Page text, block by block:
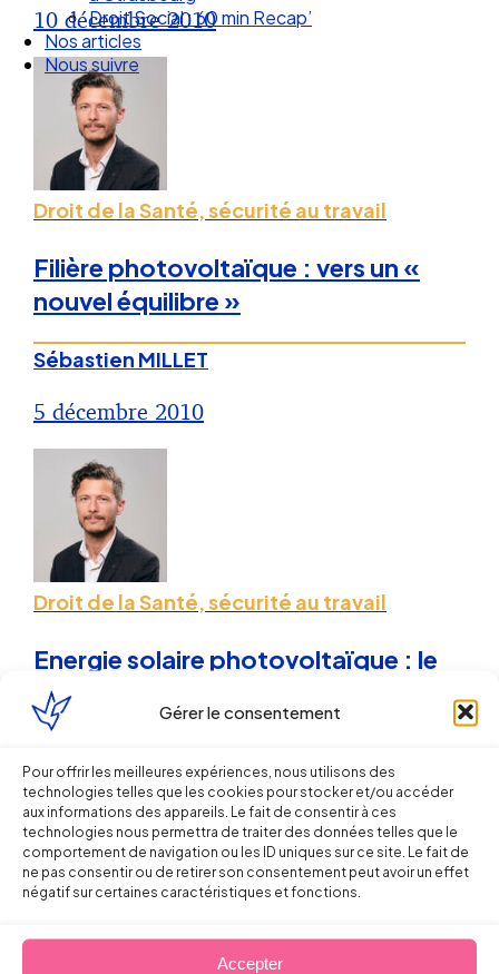
Gérer le consentement
Pour offrir les meilleures expériences, nous utilisons des
technologies telles que les cookies pour stocker et/ou accéder
aux informations des appareils. Le fait de consentir à ces
technologies nous permettra de traiter des données telles que le
comportement de navigation ou les ID uniques sur ce site. Le fait de
ne pas consentir ou de retirer son consentement peut avoir un effet
négatif sur certaines caractéristiques et fonctions.
Accepter
Droit Social : 60 min Recap’
Nos articles
Nous suivre
10 décembre 2010
Droit de la Santé, sécurité au travail
Filière photovoltaïque : vers un «
nouvel équilibre »
Sébastien MILLET
5 décembre 2010
Droit de la Santé, sécurité au travail
Energie solaire photovoltaïque : le
gouvernement maintient le nouveau
cap !
Sébastien MILLET
4 octobre 2010